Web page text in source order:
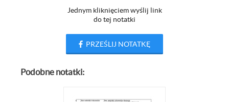
Jednym kliknięciem wyślij link
do tej notatki
PRZEŚLIJ NOTATKĘ
Podobne notatki: